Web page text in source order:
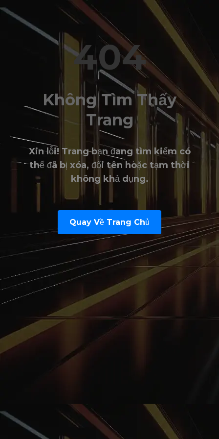
404
Không Tìm Thấy
Trang
Xin lỗi! Trang bạn đang tìm kiếm có
thể đã bị xóa, đổi tên hoặc tạm thời
không khả dụng.
Quay Về Trang Chủ